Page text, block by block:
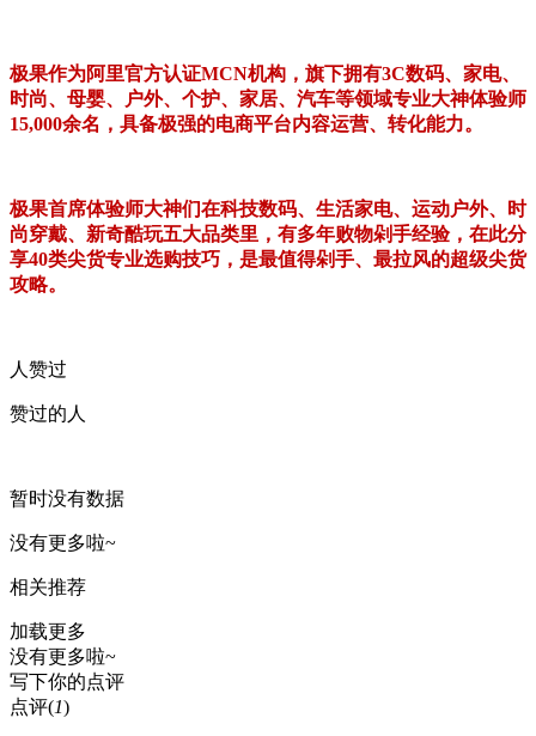
极果作为阿里官方认证MCN机构，旗下拥有3C数码、家电、
时尚、母婴、户外、个护、家居、汽车等领域专业大神体验师
15,000余名，具备极强的电商平台内容运营、转化能力。
极果首席体验师大神们在科技数码、生活家电、运动户外、时
尚穿戴、新奇酷玩五大品类里，有多年败物剁手经验，在此分
享40类尖货专业选购技巧，是最值得剁手、最拉风的超级尖货
攻略。
人赞过
赞过的人
暂时没有数据
没有更多啦~
相关推荐
加载更多
没有更多啦~
写下你的点评
点评(1)